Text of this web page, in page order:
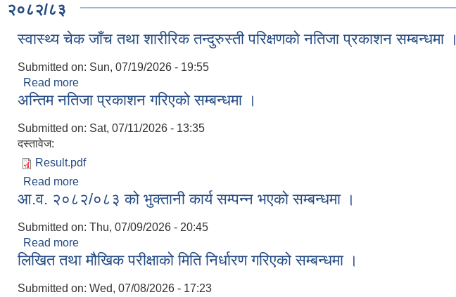
२०८२/८३
स्वास्थ्य चेक जाँच तथा शारीरिक तन्दुरुस्ती परिक्षणको नतिजा प्रकाशन सम्बन्धमा ।
Submitted on: Sun, 07/19/2026 - 19:55
Read more
अन्तिम नतिजा प्रकाशन गरिएको सम्बन्धमा ।
Submitted on: Sat, 07/11/2026 - 13:35
दस्तावेज:
Result.pdf
Read more
आ.व. २०८२/०८३ को भुक्तानी कार्य सम्पन्न भएको सम्बन्धमा ।
Submitted on: Thu, 07/09/2026 - 20:45
Read more
लिखित तथा मौखिक परीक्षाको मिति निर्धारण गरिएको सम्बन्धमा ।
Submitted on: Wed, 07/08/2026 - 17:23